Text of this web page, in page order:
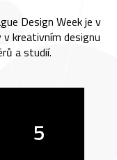
Design Week je v
kreativním designu
a studií.
5